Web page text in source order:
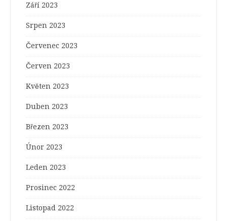
Září 2023
Srpen 2023
Červenec 2023
Červen 2023
Květen 2023
Duben 2023
Březen 2023
Únor 2023
Leden 2023
Prosinec 2022
Listopad 2022